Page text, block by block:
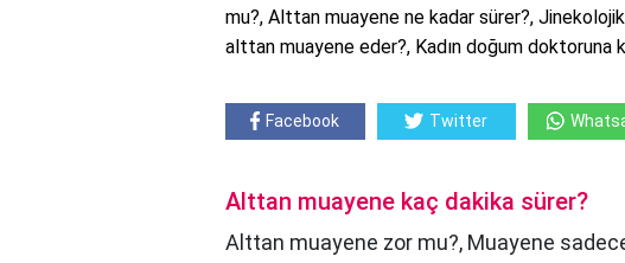
mu?, Alttan muayene ne kadar sürer?,
alttan muayene eder?, Kadın doğum doktoruna
Facebook Twitter
Alttan muayene kaç dakika sürer?
Alttan muayene zor mu?, Muayene